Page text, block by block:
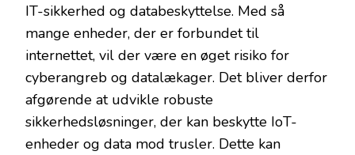
IT-sikkerhed og databeskyttelse. Med så
mange enheder, der er forbundet til
internettet, vil der være en øget risiko for
cyberangreb og datalækager. Det bliver derfor
afgørende at udvikle robuste
sikkerhedsløsninger, der kan beskytte IoT-
enheder og data mod trusler. Dette kan